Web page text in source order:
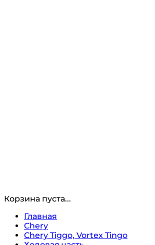
Корзина пуста...
Главная
Chery
Chery Tiggo, Vortex Tingo